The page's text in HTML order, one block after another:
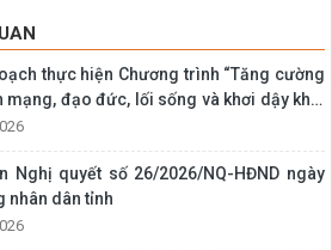
thực hiện Chương trình “Tăng cường
đạo đức, lối sống và khơi dậy khát
truyền thống gắn với di sản văn hóa địa
viên giai đoạn 2026-2030” trên địa
Nghị quyết số 26/2026/NQ-HĐND ngày
nhân dân tỉnh